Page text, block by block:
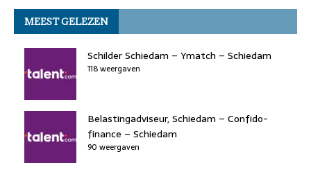
k
c
e
b
o
o
k
k
e
dI
n
st
o
d
o
re
a
d
s
at
s
A
ai
l
MEEST GELEZEN
Schilder Schiedam – Ymatch – Schiedam
118 weergaven
Belastingadviseur, Schiedam – Confido-
finance – Schiedam
90 weergaven